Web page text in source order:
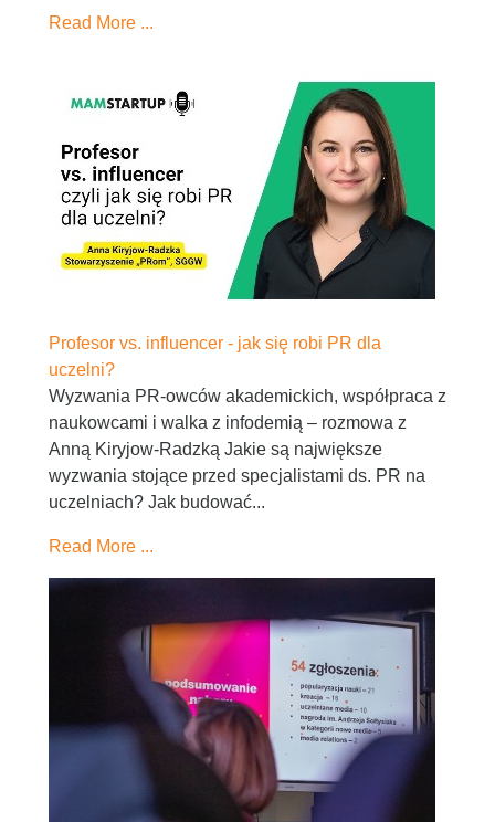
Read More ...
Profesor vs. influencer - jak się robi PR dla
uczelni?
Wyzwania PR-owców akademickich, współpraca z
naukowcami i walka z infodemią – rozmowa z
Anną Kiryjow-Radzką Jakie są największe
wyzwania stojące przed specjalistami ds. PR na
uczelniach? Jak budować...
Read More ...